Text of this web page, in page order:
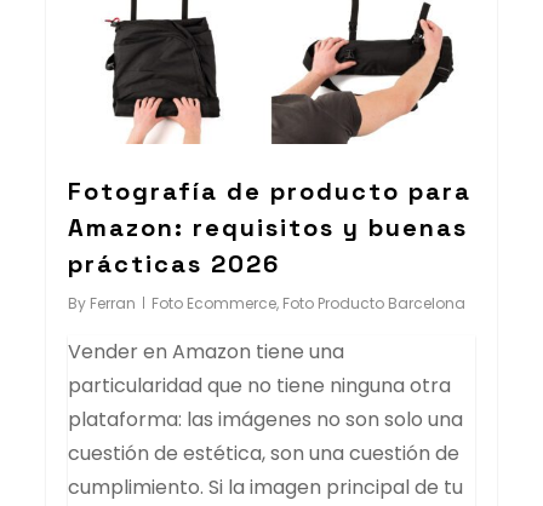
Fotografía de producto para
Amazon: requisitos y buenas
prácticas 2026
By Ferran Foto Ecommerce, Foto Producto Barcelona
Vender en Amazon tiene una
particularidad que no tiene ninguna otra
plataforma: las imágenes no son solo una
cuestión de estética, son una cuestión de
cumplimiento. Si la imagen principal de tu